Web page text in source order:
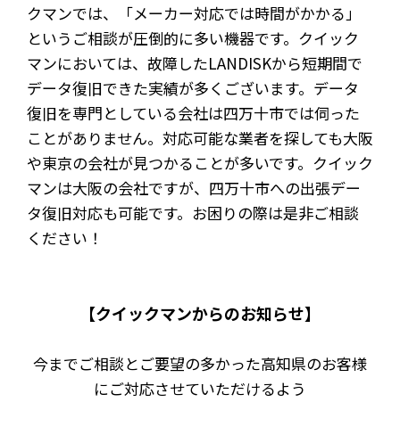
クマンでは、「メーカー対応では時間がかかる」
というご相談が圧倒的に多い機器です。クイック
マンにおいては、故障したLANDISKから短期間で
データ復旧できた実績が多くございます。データ
復旧を専門としている会社は四万十市では伺った
ことがありません。対応可能な業者を探しても大阪
や東京の会社が見つかることが多いです。クイック
マンは大阪の会社ですが、四万十市への出張デー
タ復旧対応も可能です。お困りの際は是非ご相談
ください！
【クイックマンからのお知らせ】
今までご相談とご要望の多かった高知県のお客様
にご対応させていただけるよう